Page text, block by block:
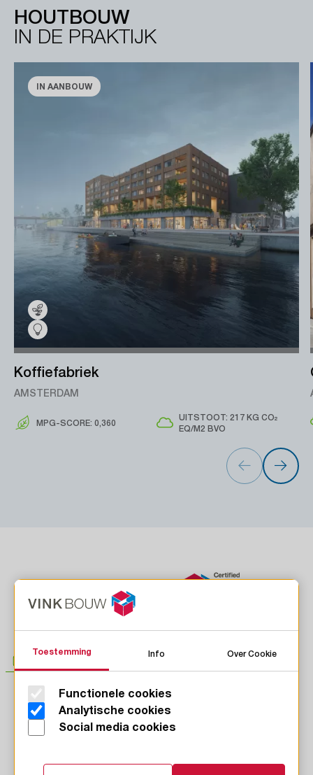
HOUTBOUW
IN DE PRAKTIJK
IN AANBOUW
Koffiefabriek
AMSTERDAM
MPG-SCORE: 0,360
UITSTOOT: 217 KG CO₂
EQ/M2 BVO
LinkedIn
Instagram
Youtube
Toestemming Info Over Cookie
Functionele cookies
Analytische cookies
Social media cookies